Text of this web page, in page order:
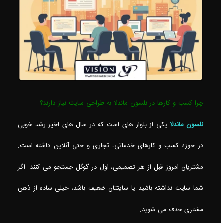
چرا کسب و کارها در نلسون ماندلا به طراحی سایت نیاز دارند؟
نلسون ماندلا یکی از بلوار های است که در سال های اخیر رشد خوبی
در حوزه کسب و کارهای خدماتی، تجاری و حتی آنلاین داشته است.
مشتریان امروز قبل از هر تصمیمی، اول در گوگل جستجو می کنند. اگر
شما سایت نداشته باشید یا سایتتان ضعیف باشد، خیلی ساده از ذهن
مشتری حذف می شوید.